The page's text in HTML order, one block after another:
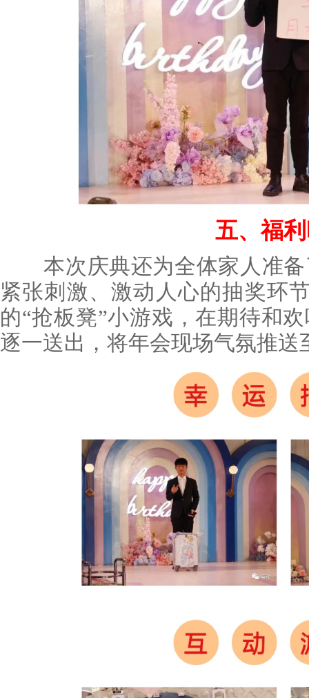
五、福
本次庆典还为全体家人准备
紧张刺激、激动人心的抽奖环
的“抢板凳”小游戏，在期待和
逐一送出，将年会现场气氛推送